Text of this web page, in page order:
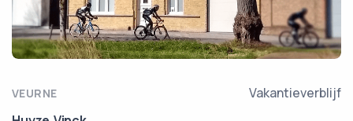
VEURNE
Vakantieverblijf